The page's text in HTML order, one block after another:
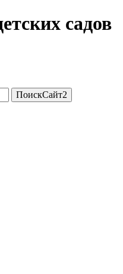
садов
ПоискСайт2